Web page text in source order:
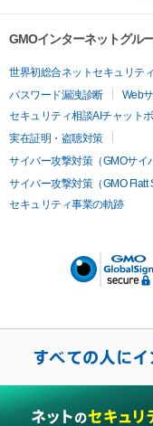
GMOインターネットグル
世界初総合ネットセキュリテ
パスワード漏洩診断
Web
セキュリティ相談AIチャット
実在証明・盗聴対策
サイバー攻撃対策（GMOサイ
サイバー攻撃対策（GMO Flatt
セキュリティ事業の軌跡